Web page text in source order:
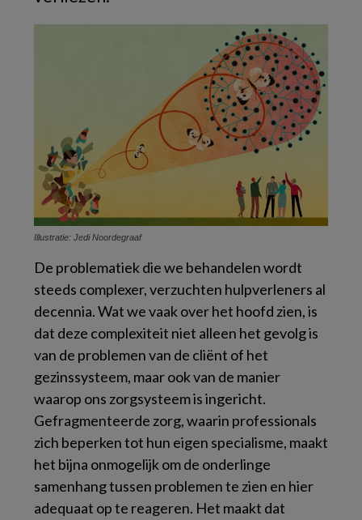
Illustratie: Jedi Noordegraaf
De problematiek die we behandelen wordt
steeds complexer, verzuchten hulpverleners al
decennia. Wat we vaak over het hoofd zien, is
dat deze complexiteit niet alleen het gevolg is
van de problemen van de cliënt of het
gezinssysteem, maar ook van de manier
waarop ons zorgsysteem is ingericht.
Gefragmenteerde zorg, waarin professionals
zich beperken tot hun eigen specialisme, maakt
het bijna onmogelijk om de onderlinge
samenhang tussen problemen te zien en hier
adequaat op te reageren. Het maakt dat